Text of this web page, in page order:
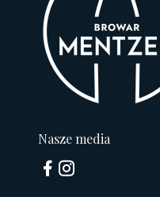
Nasze media